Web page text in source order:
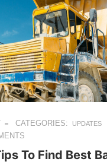
CATEGORIES: UPDATES
To Find Best